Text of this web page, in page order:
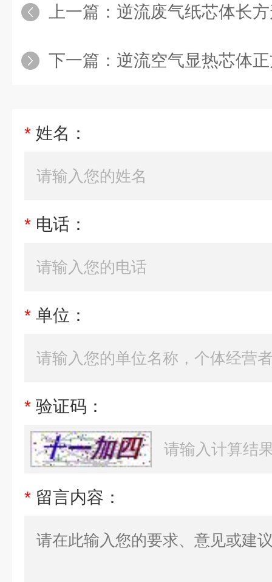
上一篇： 逆流废气纸芯体长
下一篇： 逆流空气显热芯体
* 姓名：
* 电话：
* 单位：
* 验证码：
* 留言内容：